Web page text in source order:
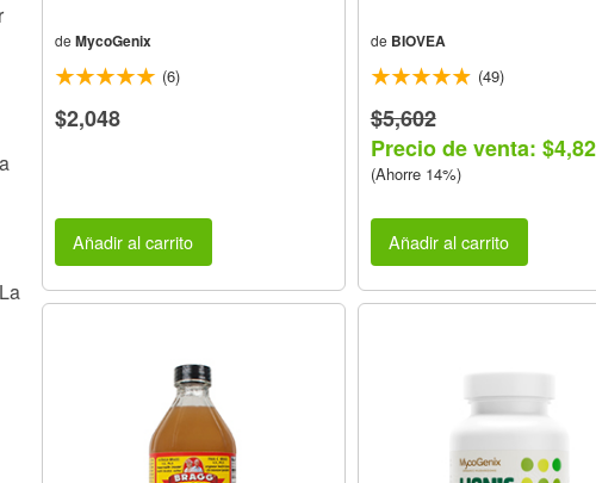
de MycoGenix
(6)
$2,048
Añadir al carrito
de BIOVEA
(49)
$5,602
Precio de venta:
(Ahorre 14%)
Añadir al carrito